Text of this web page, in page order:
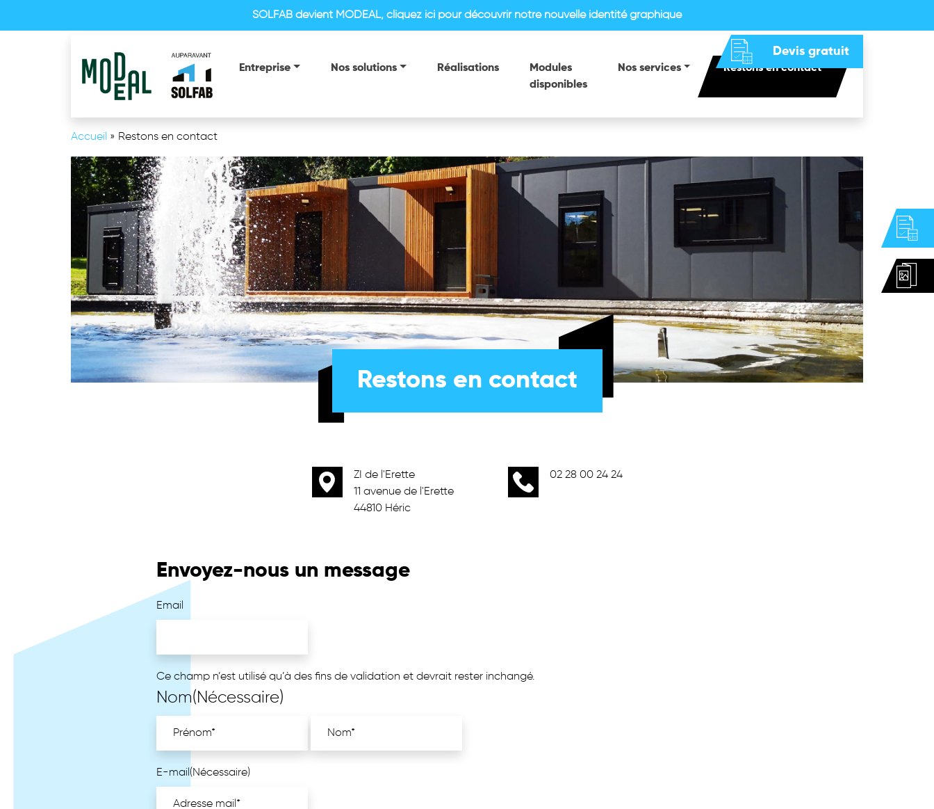
SOLFAB devient MODEAL, cliquez ici pour découvrir notre nouvelle identité graphique
Devis gratuit
Entreprise Nos solutions Réalisations
Modules
disponibles
Nos services Restons en contact
Accueil » Restons en contact
Restons en contact
ZI de l'Erette
11 avenue de l'Erette
44810 Héric
02 28 00 24 24
Envoyez-nous un message
Email
Ce champ n’est utilisé qu’à des fins de validation et devrait rester inchangé.
Nom(Nécessaire)
E-mail(Nécessaire)